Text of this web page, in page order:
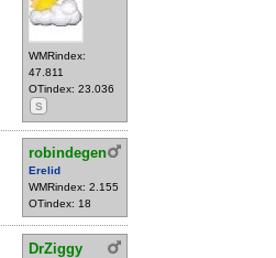
WMRindex:
47.811
OTindex: 23.036
S
robindegen
Erelid
WMRindex: 2.155
OTindex: 18
DrZiggy